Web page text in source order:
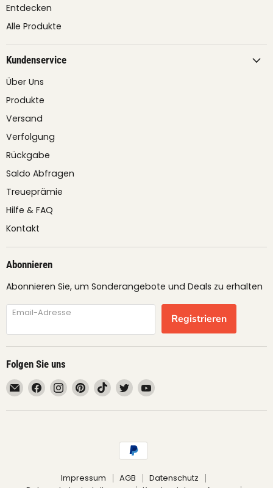
Entdecken
Alle Produkte
Kundenservice
Über Uns
Produkte
Versand
Verfolgung
Rückgabe
Saldo Abfragen
Treueprämie
Hilfe & FAQ
Kontakt
Abonnieren
Abonnieren Sie, um Sonderangebote und Deals zu erhalten
Email-Adresse Registrieren
Folgen Sie uns
Email
fruimundo
Finden
Sie
uns
Finden
Sie
uns
Finden
Sie
uns
Finden
Sie
uns
Finden
Sie
uns
Finden
uns
Impressum AGB
Datenschutz